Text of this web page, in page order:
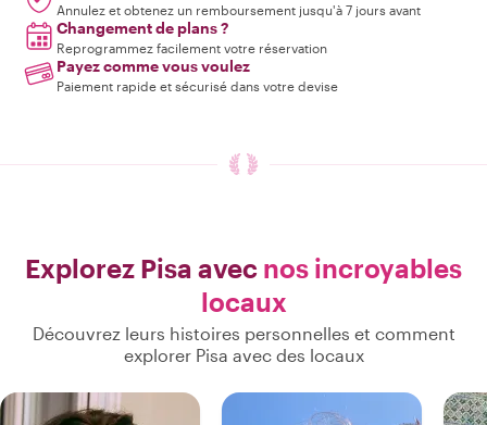
Annulez et obtenez un remboursement jusqu'à 7 jours avant
Changement de plans ?
Reprogrammez facilement votre réservation
Payez comme vous voulez
Paiement rapide et sécurisé dans votre devise
Explorez Pisa avec nos incroyables
locaux
Découvrez leurs histoires personnelles et comment
explorer Pisa avec des locaux